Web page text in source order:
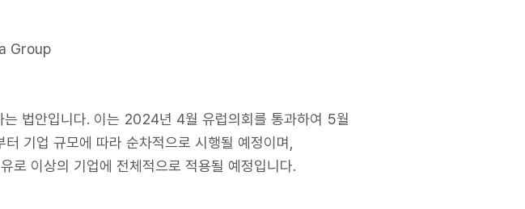
Group
법안입니다. 이는 2024년 4월 유럽의회를 통과하여 5월
기업 규모에 따라 순차적으로 시행될 예정이며,
이상의 기업에 전체적으로 적용될 예정입니다.